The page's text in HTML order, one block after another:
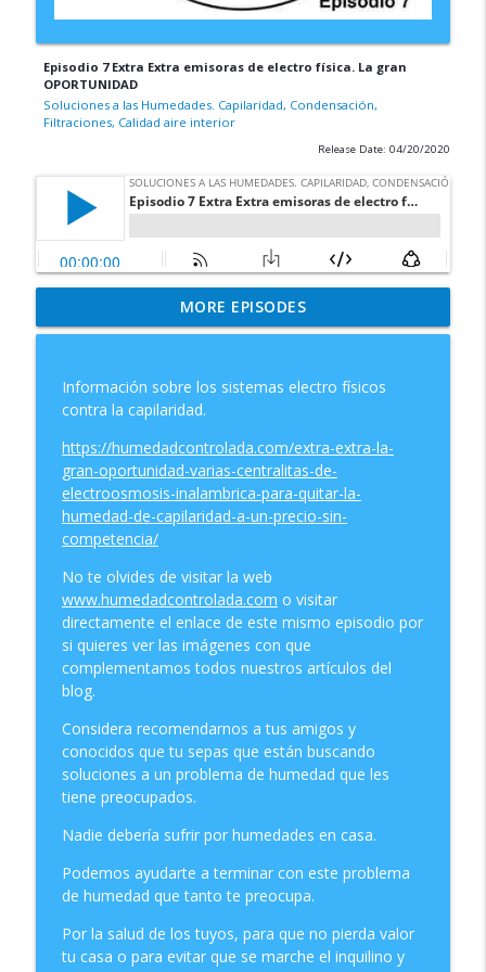
Episodio 7 Extra Extra emisoras de electro física. La gran
OPORTUNIDAD
Soluciones a las Humedades. Capilaridad, Condensación,
Filtraciones, Calidad aire interior
Release Date: 04/20/2020
Podcasting contra las humedades
Soluciones a las Humedades. Capilaridad, Condensación, info_outline
Episodio 15 Como elimino
definitivamente la humedad de
Capilaridad de las paredes
Soluciones a las Humedades. Capilaridad, Condensación,
Filtraciones, Calidad aire interior
Episodio 14 5 razones para Si usar la
Soluciones a las Humedades. Capilaridad, Condensación,
Filtraciones, Calidad aire interior
Episodio 13 Problemas de humedades
dentro de la casa
Episodio 12 quiero quitar la humedad de
capilaridad de mi casa
Soluciones a las Humedades. Capilaridad, Condensación,
Filtraciones, Calidad aire interior
Episodio 11 Ozono contra el COVID-19
Soluciones a las Humedades. Capilaridad, Condensación,
Episodio 10 Es la electro física una nueva
MORE EPISODES
Información sobre los sistemas electro físicos
contra la capilaridad.
https://humedadcontrolada.com/extra-extra-la-
gran-oportunidad-varias-centralitas-de-
electroosmosis-inalambrica-para-quitar-la-
humedad-de-capilaridad-a-un-precio-sin-
competencia/
No te olvides de visitar la web
www.humedadcontrolada.com o visitar
directamente el enlace de este mismo episodio por
si quieres ver las imágenes con que
complementamos todos nuestros artículos del
blog.
Considera recomendarnos a tus amigos y
conocidos que tu sepas que están buscando
soluciones a un problema de humedad que les
tiene preocupados.
Nadie debería sufrir por humedades en casa.
Podemos ayudarte a terminar con este problema
de humedad que tanto te preocupa.
Por la salud de los tuyos, para que no pierda valor
tu casa o para evitar que se marche el inquilino y